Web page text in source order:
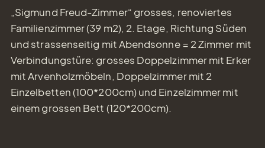
„Sigmund Freud-Zimmer“ grosses, renoviertes
Familienzimmer (39 m2), 2. Etage, Richtung Süden
und strassenseitig mit Abendsonne = 2 Zimmer mit
Verbindungstüre: grosses Doppelzimmer mit Erker
mit Arvenholzmöbeln, Doppelzimmer mit 2
Einzelbetten (100*200cm) und Einzelzimmer mit
einem grossen Bett (120*200cm).